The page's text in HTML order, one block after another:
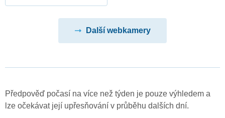
Další webkamery
Předpověď počasí na více než týden je pouze výhledem a
lze očekávat její upřesňování v průběhu dalších dní.